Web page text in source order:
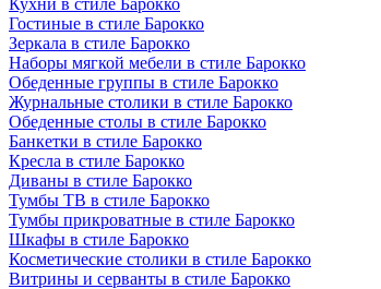
Кухни в стиле Барокко
Гостиные в стиле Барокко
Зеркала в стиле Барокко
Наборы мягкой мебели в стиле Барокко
Обеденные группы в стиле Барокко
Журнальные столики в стиле Барокко
Обеденные столы в стиле Барокко
Банкетки в стиле Барокко
Кресла в стиле Барокко
Диваны в стиле Барокко
Тумбы ТВ в стиле Барокко
Тумбы прикроватные в стиле Барокко
Шкафы в стиле Барокко
Косметические столики в стиле Барокко
Витрины и серванты в стиле Барокко